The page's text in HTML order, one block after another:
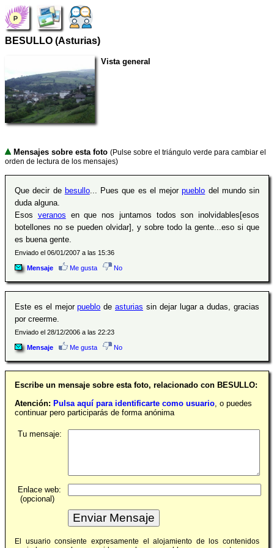
BESULLO (Asturias)
Vista general
Mensajes sobre esta foto (Pulse sobre el triángulo verde para cambiar el
orden de lectura de los mensajes)
Que decir de besullo... Pues que es el mejorpueblo del mundo sin
duda alguna.
Esos veranos en que nos juntamos todos son inolvidables[esos
botellones no se pueden olvidar], y sobre todo la gente...eso si que
es buena gente.
Enviado el 06/01/2007 a las 15:36
Mensaje Me gusta No
Este es el mejorpueblo deasturias sin dejar lugar a dudas, gracias
por creerme.
Enviado el 28/12/2006 a las 22:23
Mensaje Me gusta No
Escribe un mensaje sobre esta foto, relacionado con BESULLO:
Atención: Pulsa aquí para identificarte como usuario, o puedes
continuar pero participarás de forma anónima
Tu mensaje:
Enlace web:
(opcional)
El usuario consiente expresamente el alojamiento de los contenidos